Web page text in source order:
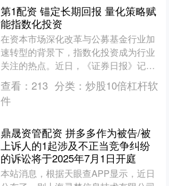
第1配资 锚定长期回报 量化策略赋
能指数化投资
在资本市场深化改革与公募基金行业加
速转型的背景下，指数化投资成为行业
关注的热点。近日，《证券日报》记者
专访了中金基金量化指数部、多资产部
负责人耿帅军，深度解析量....
查看： 213 分类： 炒股10倍杠杆软
件
鼎晟资管配资 拼多多作为被告/被
上诉人的1起涉及不正当竞争纠纷
的诉讼将于2025年7月1日开庭
本站消息，根据天眼查APP显示，近日